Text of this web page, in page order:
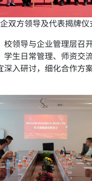
双方领导及代表揭牌仪
校领导与企业管理层召
学生日常管理、师资交
深入研讨，细化合作方